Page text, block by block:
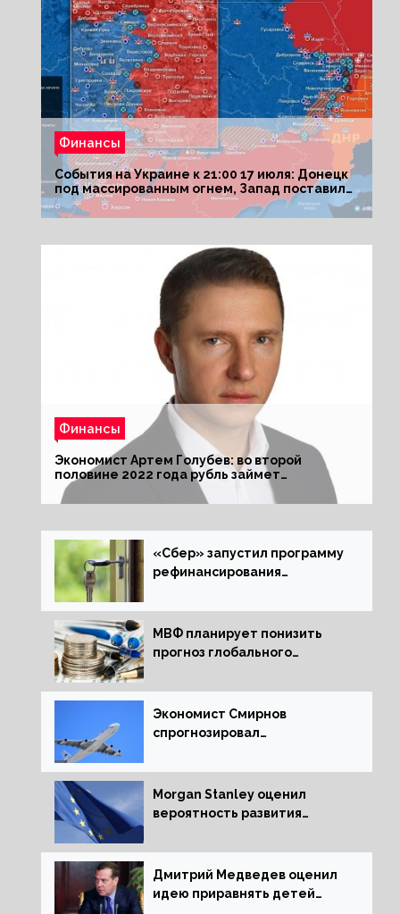
Финансы
События на Украине к 21:00 17 июля: Донецк
под массированным огнем, Запад поставил
Киеву ультиматум
Финансы
Экономист Артем Голубев: во второй
половине 2022 года рубль займет
комфортный курс
«Сбер» запустил программу
рефинансирования
МВФ планирует понизить
прогноз глобального
следующем отчете
Экономист Смирнов
спрогнозировал
России
Morgan Stanley оценил
вероятность развития
Дмитрий Медведев оценил
идею приравнять детей